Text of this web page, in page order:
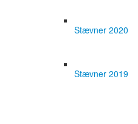
Stævner 2020
Stævner 2019